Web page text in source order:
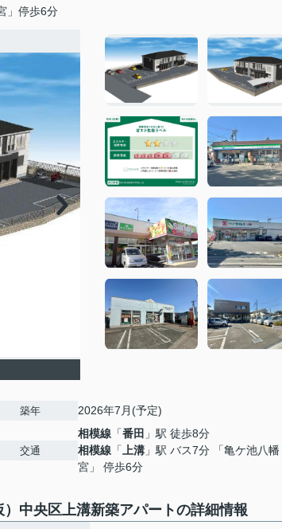
」停歩6分
築年 2026年7月(予定)
交通
相模線 「番田 」駅 徒歩8分
相模線 「 上溝 」駅 バス7分 「亀ケ池八幡
宮」 停歩6分
）中央区上溝新築アパートの詳細情報